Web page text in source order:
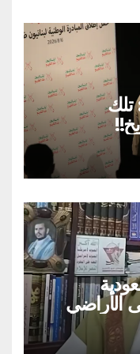
تلك
الأراضي